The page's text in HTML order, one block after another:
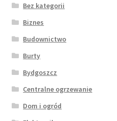
Bez kategorii
Biznes
Budownictwo
Burty
Bydgoszcz
Centralne ogrzewanie
Dom i ogród